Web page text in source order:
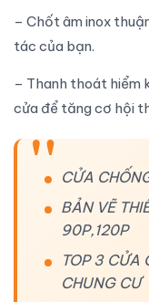
– Chốt âm inox
tác của bạn.
– Thanh thoát hiểm
cửa để tăng cơ hội
CỬA
BẢN VẼ
90P,120P
TOP 3 CỬA
CHUNG CƯ